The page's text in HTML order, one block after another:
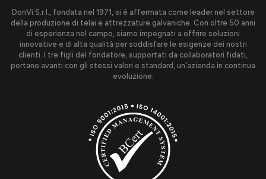
DonVi S.r.l., fondata nel 1971, si è affermata come leader nel settore
della produzione di telai e attrezzature galvaniche. Con oltre 50 anni
di esperienza nel campo, siamo impegnati a offrire soluzioni
innovative e di alta qualità per soddisfare le esigenze dei nostri
clienti. I tre figli del fondatore, supportati da collaboratori fidati,
portano avanti con gli stessi valori e standard, un'azienda in continua
evoluzione.